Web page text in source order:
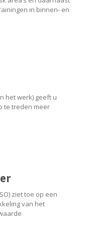
in binnen- en
het werk) geeft u
te treden meer
ziet toe op een
van het